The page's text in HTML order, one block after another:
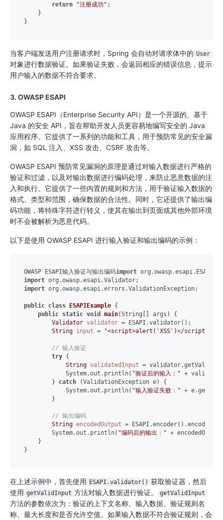
return
"注册成功" ;
    }
当客户端发送用户注册请求时，Spring 会自动对请求体中的 User
对象进行数据验证。如果验证失败，会返回相应的错误信息，提示
用户输入的数据不符合要求。
3. OWASP ESAPI
OWASP ESAPI（Enterprise Security API）是一个开源的、基于
Java 的安全 API，旨在帮助开发人员更容易地编写安全的 Java
应用程序。它提供了一系列的功能和工具，用于预防常见的安全漏
洞，如 SQL 注入、XSS 攻击、CSRF 攻击等。
OWASP ESAPI 预防常见漏洞的原理是通过对输入数据进行严格的
验证和过滤，以及对输出数据进行编码处理，来防止恶意数据的注
入和执行。它提供了一些内置的规则和方法，用于验证输入数据的
格式、类型和范围，确保数据的合法性。同时，它还提供了输出编
码功能，将特殊字符进行转义，使其在输出到页面或其他外部环境
时不会被解析为恶意代码。
以下是使用 OWASP ESAPI 进行输入验证和输出编码的示例：
OWASP ESAPI输入验证与输出编码import
import
import org.owasp.esapi.errors.ValidationException;
public class ESAPIExample {
public static void main(String[] args)
{
Validator validator = ESAPI.validator();
String input = "<script>alert('XSS')</script>"
// 输入验证
try {
String validatedInput =
            System.out.println(
"验证后的输入：" +
        }
catch (ValidationException e) {
            System.out.println(
"输入验证失败：" +
        }
// 输出编码
String encodedOutput =
        System.out.println(
"编码后的输出：" +
    }
在上述示例中，首先使用 ESAPI.validator() 获取验证器，然后
使用 getValidInput 方法对输入数据进行验证。 getValidInput
方法的参数依次为：验证的上下文名称、输入数据、验证规则名
称、最大长度和是否允许空值。如果输入数据不符合验证规则，会